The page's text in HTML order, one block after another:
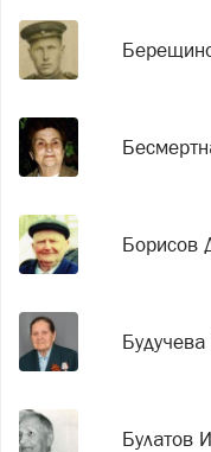
Борисов
Булатов